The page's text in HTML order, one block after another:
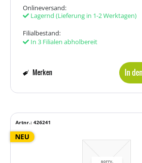
Onlineversand:
Lagernd (Lieferung in 1-2 Werktagen)
Filialbestand:
In 3 Filialen abholbereit
In
Merken
NEU
Artnr.: 426241